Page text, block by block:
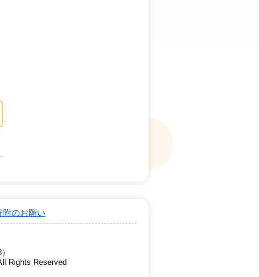
附のお願い
Rights Reserved